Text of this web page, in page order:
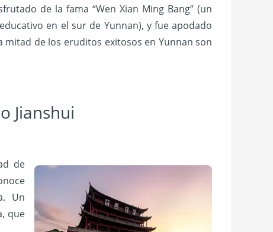
de la fama “Wen Xian Ming Bang” (un
en el sur de Yunnan), y fue apodado
mitad de los eruditos exitosos en Yunnan son
Jianshui
de
Un
que